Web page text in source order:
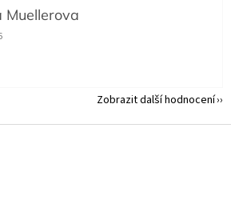
Muellerova
obchodu je 5 z 5 hvězdiček.
Zobrazit další hodnocení